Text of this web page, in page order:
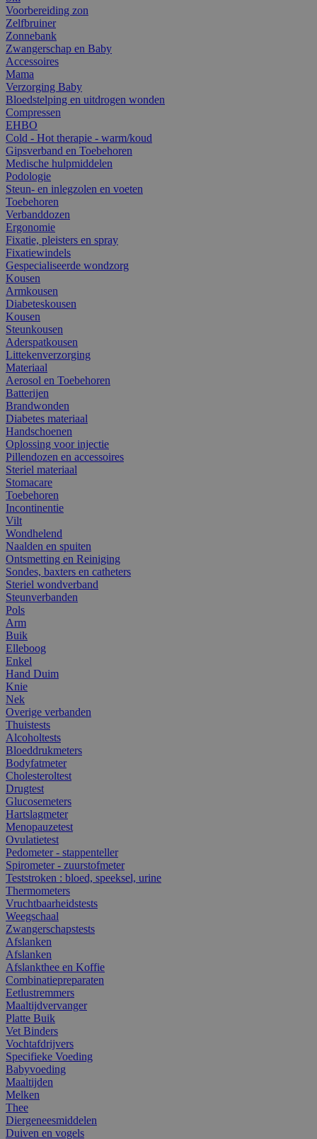
Voorbereiding zon
Zelfbruiner
Zonnebank
Zwangerschap en Baby
Accessoires
Mama
Verzorging Baby
Bloedstelping en uitdrogen wonden
Compressen
EHBO
Cold - Hot therapie - warm/koud
Gipsverband en Toebehoren
Medische hulpmiddelen
Podologie
Steun- en inlegzolen en voeten
Toebehoren
Verbanddozen
Ergonomie
Fixatie, pleisters en spray
Fixatiewindels
Gespecialiseerde wondzorg
Kousen
Armkousen
Diabeteskousen
Kousen
Steunkousen
Aderspatkousen
Littekenverzorging
Materiaal
Aerosol en Toebehoren
Batterijen
Brandwonden
Diabetes materiaal
Handschoenen
Oplossing voor injectie
Pillendozen en accessoires
Steriel materiaal
Stomacare
Toebehoren
Incontinentie
Vilt
Wondhelend
Naalden en spuiten
Ontsmetting en Reiniging
Sondes, baxters en catheters
Steriel wondverband
Steunverbanden
Pols
Arm
Buik
Elleboog
Enkel
Hand Duim
Knie
Nek
Overige verbanden
Thuistests
Alcoholtests
Bloeddrukmeters
Bodyfatmeter
Cholesteroltest
Drugtest
Glucosemeters
Hartslagmeter
Menopauzetest
Ovulatietest
Pedometer - stappenteller
Spirometer - zuurstofmeter
Teststroken : bloed, speeksel, urine
Thermometers
Vruchtbaarheidstests
Weegschaal
Zwangerschapstests
Afslanken
Afslanken
Afslankthee en Koffie
Combinatiepreparaten
Eetlustremmers
Maaltijdvervanger
Platte Buik
Vet Binders
Vochtafdrijvers
Specifieke Voeding
Babyvoeding
Maaltijden
Melken
Thee
Diergeneesmiddelen
Duiven en vogels